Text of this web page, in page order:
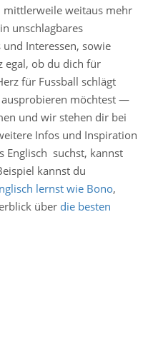
mittlerweile weitaus mehr
unschlagbares
Interessen, sowie
egal, ob du dich für
für Fussball schlägt
möchtest —
und wir stehen dir bei
Infos und Inspiration
Englisch suchst, kannst
kannst du
lernst wie Bono,
über die besten